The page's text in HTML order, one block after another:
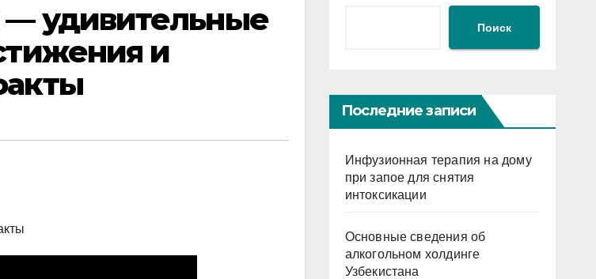
— удивительные
и
Поиск
Последние записи
Инфузионная терапия на дому
при запое для снятия
интоксикации
Основные сведения об
алкогольном холдинге
Узбекистана